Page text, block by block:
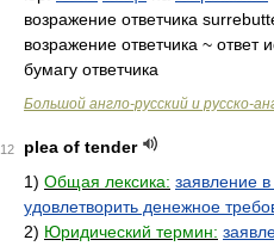
возражение ответчика
возражение ответчика ~ ответ
бумагу ответчика
Большой англо-русский и русско-
12
plea of tender
1) Общая лексика: заявление в
удовлетворить денежное
2) Юридический термин: